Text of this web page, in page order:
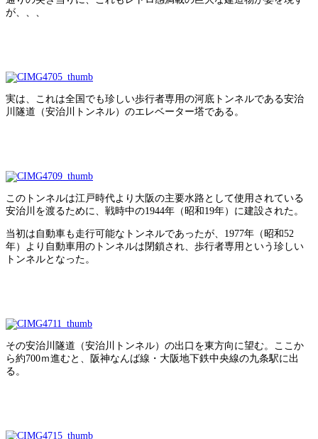
が、、、
実は、これは全国でも珍しい歩行者専用の河底トンネルである安治
川隧道（安治川トンネル）のエレベーター塔である。
このトンネルは江戸時代より大阪の主要水路として使用されている
安治川を渡るために、戦時中の1944年（昭和19年）に建設された。
当初は自動車も走行可能なトンネルであったが、1977年（昭和52
年）より自動車用のトンネルは閉鎖され、歩行者専用という珍しい
トンネルとなった。
その安治川隧道（安治川トンネル）の出口を東方向に望む。ここか
ら約700ｍ進むと、阪神なんば線・大阪地下鉄中央線の九条駅に出
る。